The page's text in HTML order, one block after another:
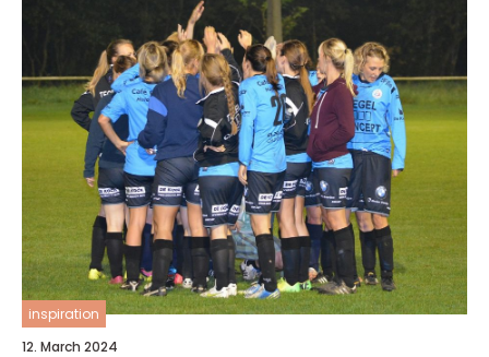
inspiration
12. March 2024